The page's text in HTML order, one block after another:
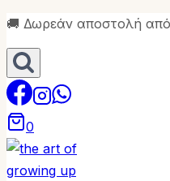
Skip
to
content
🚚 Δωρεάν αποστολή
0